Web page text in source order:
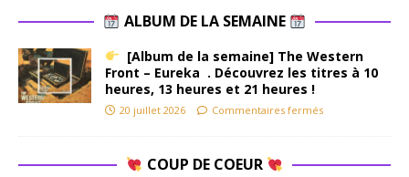
ALBUM DE LA SEMAINE
[Album de la semaine] The Western
Front – Eureka . Découvrez les titres à 10
heures, 13 heures et 21 heures !
20 juillet 2026 Commentaires fermés
COUP DE COEUR